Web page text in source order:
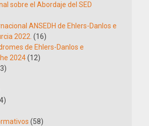
sobre el Abordaje del SED
ANSEDH de Ehlers-Danlos e
2022. (16)
de Ehlers-Danlos e
2024(12)
(58)